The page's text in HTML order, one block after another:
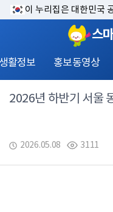
이 누리집은 대한민국
스
활정보 홍보동영상
2026년 하반기 서울
2026.05.08 3111